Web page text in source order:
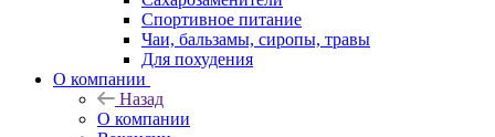
Спортивное питание
Чаи, бальзамы, сиропы, травы
Для похудения
О компании
Назад
О компании